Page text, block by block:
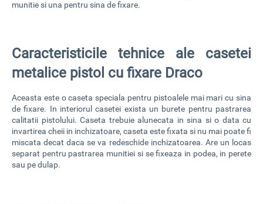
munitie si una pentru sina de fixare.
Caracteristicile tehnice ale casetei
metalice pistol cu fixare Draco
Aceasta este ocaseta speciala pentru pistoalele mai mari cu sina
de fixare. In interiorul casetei exista un burete pentru pastrarea
calitatii pistolului. Caseta trebuie alunecata in sina si o data cu
invartirea cheii in inchizatoare, caseta este fixata si nu mai poate fi
miscata decat daca se va redeschide inchizatoarea. Are un locas
separat pentru pastrarea munitiei si se fixeaza in podea, in perete
sau pe dulap.